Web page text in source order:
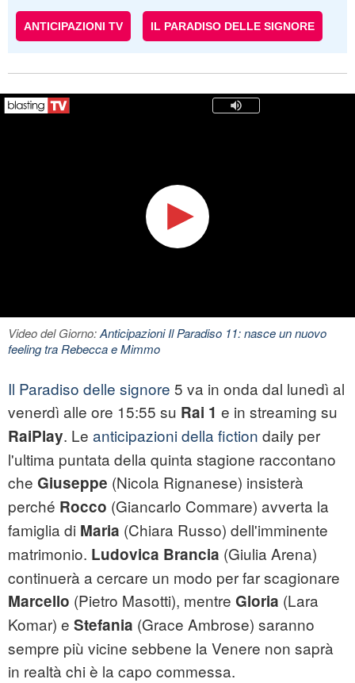
ANTICIPAZIONI TV IL PARADISO DELLE SIGNORE
Video del Giorno:Anticipazioni Il Paradiso 11: nasce un nuovo
feeling tra Rebecca e Mimmo
Il Paradiso delle signore 5 va in onda dal lunedì al
venerdì alle ore 15:55 su Rai 1 e in streaming su
RaiPlay. Le anticipazioni della fiction daily per
l'ultima puntata della quinta stagione raccontano
che Giuseppe (Nicola Rignanese) insisterà
perché Rocco (Giancarlo Commare) avverta la
famiglia di Maria (Chiara Russo) dell'imminente
matrimonio. Ludovica Brancia (Giulia Arena)
continuerà a cercare un modo per far scagionare
Marcello (Pietro Masotti), mentre Gloria (Lara
Komar) e Stefania (Grace Ambrose) saranno
sempre più vicine sebbene la Venere non saprà
in realtà chi è la capo commessa.